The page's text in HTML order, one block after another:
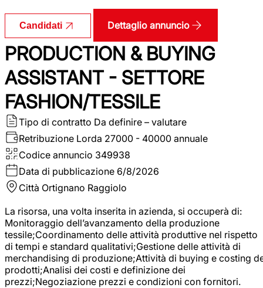
Candidati Dettaglio annuncio
PRODUCTION & BUYING
ASSISTANT - SETTORE
FASHION/TESSILE
Tipo di contratto Da definire – valutare
Retribuzione Lorda 27000 - 40000 annuale
Codice annuncio 349938
Data di pubblicazione 6/8/2026
Città Ortignano Raggiolo
La risorsa, una volta inserita in azienda, si occuperà di:
Monitoraggio dell’avanzamento della produzione
tessile;Coordinamento delle attività produttive nel rispetto
di tempi e standard qualitativi;Gestione delle attività di
merchandising di produzione;Attività di buying e costing
prodotti;Analisi dei costi e definizione dei
prezzi;Negoziazione prezzi e condizioni con fornitori.